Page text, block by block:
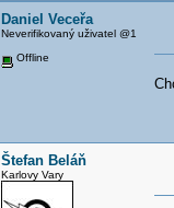
Daniel Veceřa
Neverifikovaný uživatel @1
Offline
Štefan Beláň
Karlovy Vary